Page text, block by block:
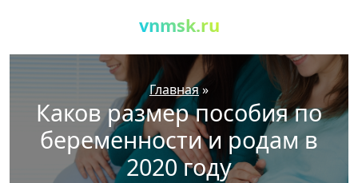
vnmsk.ru
Главная»
Каков размер пособия по
беременности и родам в
2020 году